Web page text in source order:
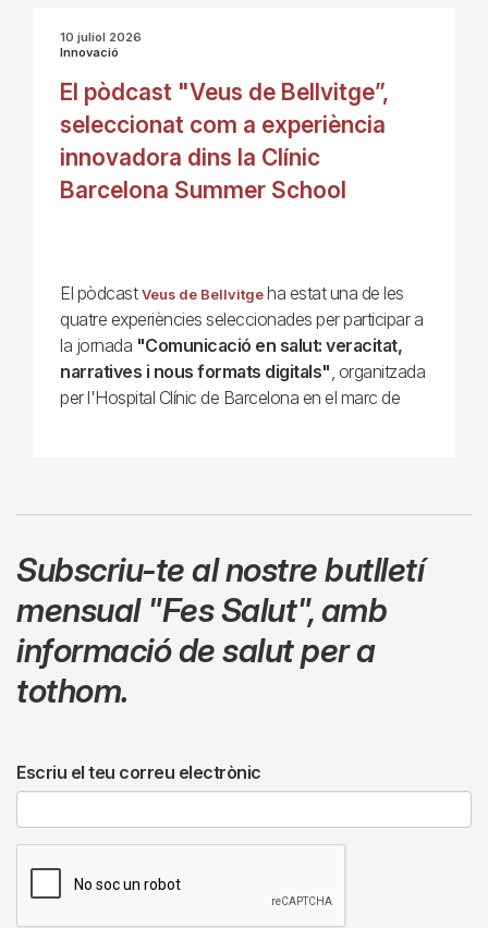
10 juliol 2026
Innovació
El pòdcast "Veus de Bellvitge”,
seleccionat com a experiència
innovadora dins la Clínic
Barcelona Summer School
El pòdcast Veus de Bellvitgeha estat una de les
quatre experiències seleccionades per participar a
la jornada "Comunicació en salut: veracitat,
narratives i nous formats digitals" , organitzada
per l'Hospital Clínic de Barcelona en el marc de
Subscriu-te al nostre butlletí
mensual "Fes Salut",amb
informació de salut per a
tothom.
Escriu el teu correu electrònic